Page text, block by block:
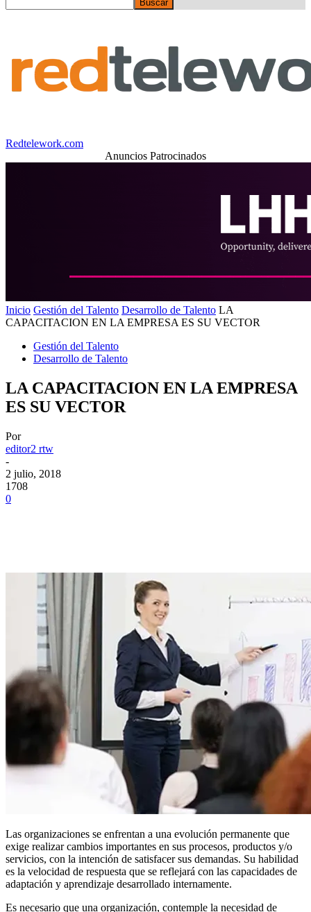
Redtelework.com
Anuncios Patrocinados
Inicio Gestión del Talento Desarrollo de Talento LA
CAPACITACION EN LA EMPRESA ES SU VECTOR
Gestión del Talento
Desarrollo de Talento
LA CAPACITACION EN LA EMPRESA
ES SU VECTOR
Por
editor2 rtw
-
2 julio, 2018
1708
0
Las organizaciones se enfrentan a una evolución permanente que
exige realizar cambios importantes en sus procesos, productos y/o
servicios, con la intención de satisfacer sus demandas. Su habilidad
es la velocidad de respuesta que se reflejará con las capacidades de
adaptación y aprendizaje desarrollado internamente.
Es necesario que una organización, contemple la necesidad de